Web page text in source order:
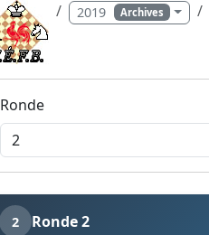
2019 Archives
Ronde
2 Ronde 2